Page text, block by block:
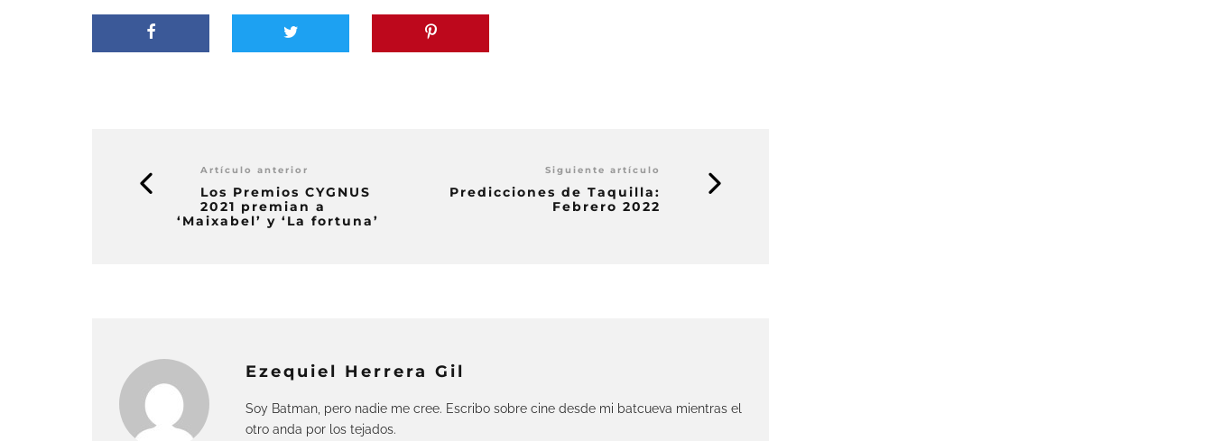
Artículo anterior
Los Premios CYGNUS
2021 premian a
‘Maixabel’ y ‘La fortuna’
Siguiente artículo
Predicciones de Taquilla:
Febrero 2022
Ezequiel Herrera Gil
Soy Batman, pero nadie me cree. Escribo sobre cine desde mi batcueva mientras el
otro anda por los tejados.